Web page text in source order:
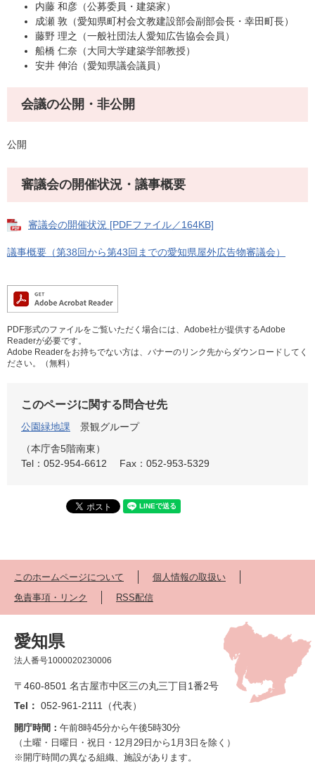
内藤 和彦（公募委員・建築家）
成瀬 敦（愛知県町村会文教建設部会副部会長・幸田町長）
藤野 理之（一般社団法人愛知広告協会会員）
船橋 仁奈（大同大学建築学部教授）
安井 伸治（愛知県議会議員）
会議の公開・非公開
公開
審議会の開催状況・議事概要
審議会の開催状況 [PDFファイル／164KB]
議事概要（第38回から第43回までの愛知県屋外広告物審議会）
PDF形式のファイルをご覧いただく場合には、Adobe社が提供するAdobe
Readerが必要です。
Adobe Readerをお持ちでない方は、バナーのリンク先からダウンロードしてく
ださい。（無料）
このページに関する問合せ先
公園緑地課
景観グループ
（本庁舎5階南東）
Tel：052-954-6612
Fax：052-953-5329
このホームページについて
個人情報の取扱い
免責事項・リンク
RSS配信
愛知県
法人番号1000020230006
〒460-8501 名古屋市中区三の丸三丁目1番2号
Tel： 052-961-2111（代表）
開庁時間： 午前8時45分から午後5時30分
（土曜・日曜日・祝日・12月29日から1月3日を除く）
※開庁時間の異なる組織、施設があります。